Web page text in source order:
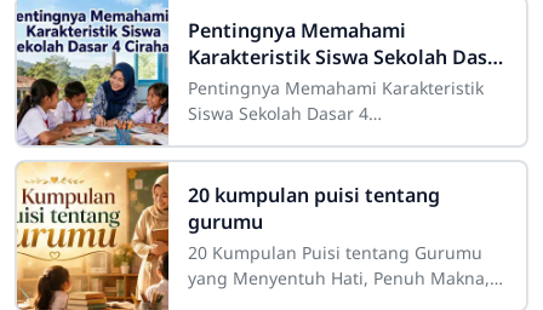
Pentingnya Memahami
Karakteristik Siswa Sekolah Dasar
4 Cirahab
Pentingnya Memahami Karakteristik
Siswa Sekolah Dasar 4
merupakan salah satu bagian penting
dalam pelaksanaan
20 kumpulan puisi tentang
gurumu
20 Kumpulan Puisi tentang Gurumu
yang Menyentuh Hati, Penuh Makna,